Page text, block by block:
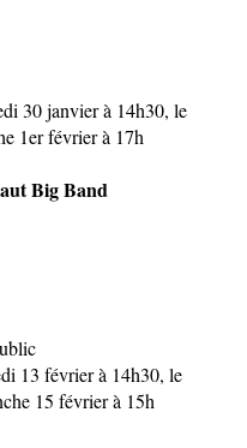
30 janvier à 14h30, le
1er février à 17h
Big Band
13 février à 14h30, le
15 février à 15h